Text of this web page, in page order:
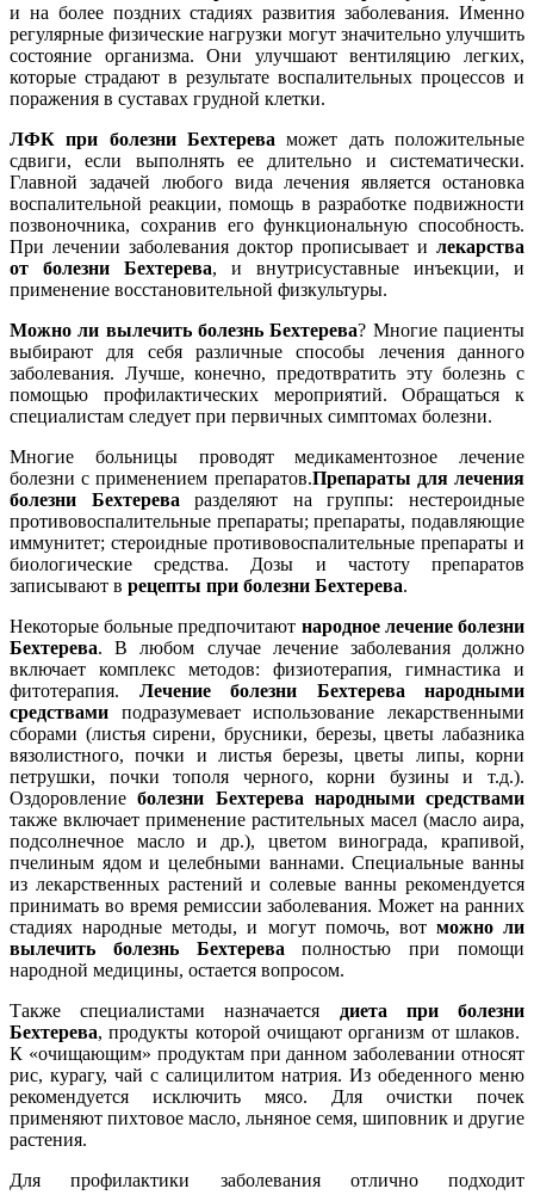
и на более поздних стадиях развития заболевания. Именно
регулярные физические нагрузки могут значительно улучшить
состояние организма. Они улучшают вентиляцию легких,
которые страдают в результате воспалительных процессов и
поражения в суставах грудной клетки.
ЛФК при болезни Бехтерева может дать положительные
сдвиги, если выполнять ее длительно и систематически.
Главной задачей любого вида лечения является остановка
воспалительной реакции, помощь в разработке подвижности
позвоночника, сохранив его функциональную способность.
При лечении заболевания доктор прописывает и лекарства
от болезни Бехтерева, и внутрисуставные инъекции, и
применение восстановительной физкультуры.
Можно ли вылечить болезнь Бехтерева? Многие пациенты
выбирают для себя различные способы лечения данного
заболевания. Лучше, конечно, предотвратить эту болезнь с
помощью профилактических мероприятий. Обращаться к
специалистам следует при первичных симптомах болезни.
Многие больницы проводят медикаментозное лечение
болезни с применением препаратов.Препараты для лечения
болезни Бехтереваразделяют на группы: нестероидные
противовоспалительные препараты; препараты, подавляющие
иммунитет; стероидные противовоспалительные препараты и
биологические средства. Дозы и частоту препаратов
записывают в рецепты при болезни Бехтерева.
Некоторые больные предпочитают народное лечение болезни
Бехтерева. В любом случае лечение заболевания должно
включает комплекс методов: физиотерапия, гимнастика и
фитотерапия. Лечение болезни Бехтерева народными
средствами подразумевает использование лекарственными
сборами (листья сирени, брусники, березы, цветы лабазника
вязолистного, почки и листья березы, цветы липы, корни
петрушки, почки тополя черного, корни бузины и т.д.).
Оздоровлениеболезни Бехтерева народными средствами
также включает применение растительных масел (масло аира,
подсолнечное масло и др.), цветом винограда, крапивой,
пчелиным ядом и целебными ваннами. Специальные ванны
из лекарственных растений и солевые ванны рекомендуется
принимать во время ремиссии заболевания. Может на ранних
стадиях народные методы, и могут помочь, вот можно ли
вылечить болезнь Бехтереваполностью при помощи
народной медицины, остается вопросом.
Также специалистами назначается диета при болезни
Бехтерева, продукты которой очищают организм от шлаков.
К «очищающим» продуктам при данном заболевании относят
рис, курагу, чай с салицилитом натрия. Из обеденного меню
рекомендуется исключить мясо. Для очистки почек
применяют пихтовое масло, льняное семя, шиповник и другие
растения.
Для профилактики заболевания отлично подходит